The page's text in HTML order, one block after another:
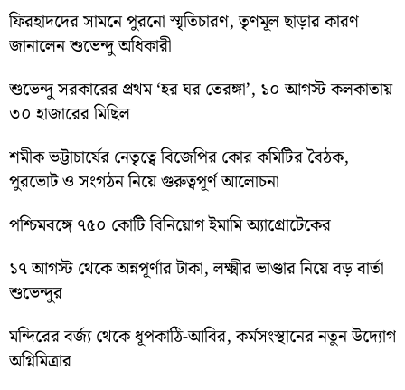
ফিরহাদদের সামনে পুরনো স্মৃতিচারণ, তৃণমূল ছাড়ার কারণ
জানালেন শুভেন্দু অধিকারী
শুভেন্দু সরকারের প্রথম ‘হর ঘর তেরঙ্গা’, ১০ আগস্ট কলকাতায়
৩০ হাজারের মিছিল
শমীক ভট্টাচার্যের নেতৃত্বে বিজেপির কোর কমিটির বৈঠক,
পুরভোট ও সংগঠন নিয়ে গুরুত্বপূর্ণ আলোচনা
পশ্চিমবঙ্গে ৭৫০ কোটি বিনিয়োগ ইমামি অ্যাগ্রোটেকের
১৭ আগস্ট থেকে অন্নপূর্ণার টাকা, লক্ষ্মীর ভাণ্ডার নিয়ে বড় বার্তা
শুভেন্দুর
মন্দিরের বর্জ্য থেকে ধূপকাঠি-আবির, কর্মসংস্থানের নতুন উদ্যোগ
অগ্নিমিত্রার